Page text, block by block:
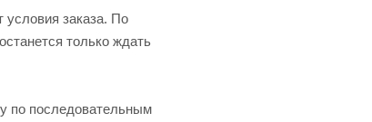
заказа. По
только ждать
по последовательным